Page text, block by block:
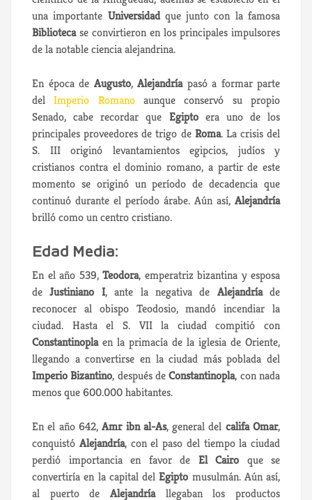
una importante Universidadque junto con la famosa
Bibliotecase convirtieron en los principales impulsores
de la notable ciencia alejandrina.
En época de Augusto, Alejandríapasó a formar parte
delImperio Romanoaunque conservó su propio
Senado, cabe recordar que Egiptoera uno de los
principales proveedores de trigo de Roma. La crisis del
S. III originó levantamientos egipcios, judíos y
cristianos contra el dominio romano, a partir de este
momento se originó un período de decadencia que
continuó durante el período árabe. Aún así, Alejandría
brilló como un centro cristiano.
Edad Media:
En el año 539, Teodora, emperatriz bizantina y esposa
deJustiniano I, ante la negativa de Alejandríade
reconocer al obispo Teodosio, mandó incendiar la
ciudad. Hasta el S. VII la ciudad compitió con
Constantinoplaen la primacía de la iglesia de Oriente,
llegando a convertirse en la ciudad más poblada del
Imperio Bizantino, después deConstantinopla, con nada
menos que 600.000 habitantes.
En el año 642,Amr ibn al-As, general del califa Omar,
conquistó Alejandría, con el paso del tiempo la ciudad
perdió importancia en favor de El Cairo que se
convertiría en la capital delEgipto musulmán. Aún así,
al puerto de Alejandríallegaban los productos